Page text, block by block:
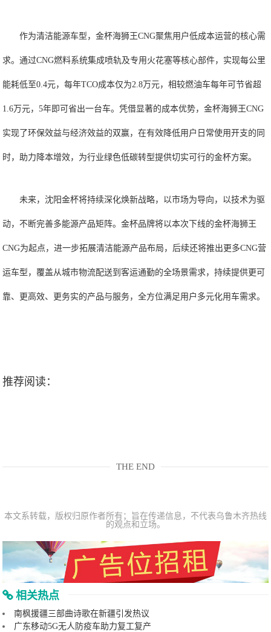
作为清洁能源车型，金杯海狮王CNG聚焦用户低成本运营的核心需
求。通过CNG燃料系统集成喷轨及专用火花塞等核心部件，实现每公里
能耗低至0.4元，每年TCO成本仅为2.8万元，相较燃油车每年可节省超
1.6万元，5年即可省出一台车。凭借显著的成本优势，金杯海狮王CNG
实现了环保效益与经济效益的双赢，在有效降低用户日常使用开支的同
时，助力降本增效，为行业绿色低碳转型提供切实可行的金杯方案。
未来，沈阳金杯将持续深化焕新战略，以市场为导向，以技术为驱
动，不断完善多能源产品矩阵。金杯品牌将以本次下线的金杯海狮王
CNG为起点，进一步拓展清洁能源产品布局，后续还将推出更多CNG营
运车型，覆盖从城市物流配送到客运通勤的全场景需求，持续提供更可
靠、更高效、更务实的产品与服务，全方位满足用户多元化用车需求。
推荐阅读：
THE END
本文系转载，版权归原作者所有；旨在传递信息，不代表乌鲁木齐热线
的观点和立场。
相关热点
南枫援疆三部曲诗歌在新疆引发热议
广东移动5G无人防疫车助力复工复产